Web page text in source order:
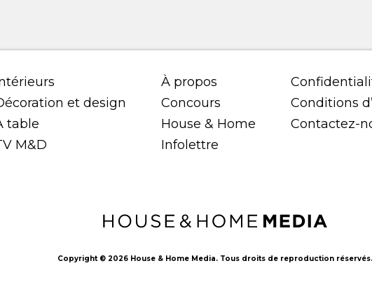
et design
table
M&D
À propos
Concours
House & Home
Infolettre
Conditions
Contactez-
Copyright © 2026 House & Home Media. Tous droits de reproduction réservés.